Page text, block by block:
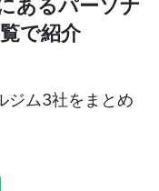
あるパーソナ
で紹介
ジム3社をまとめ